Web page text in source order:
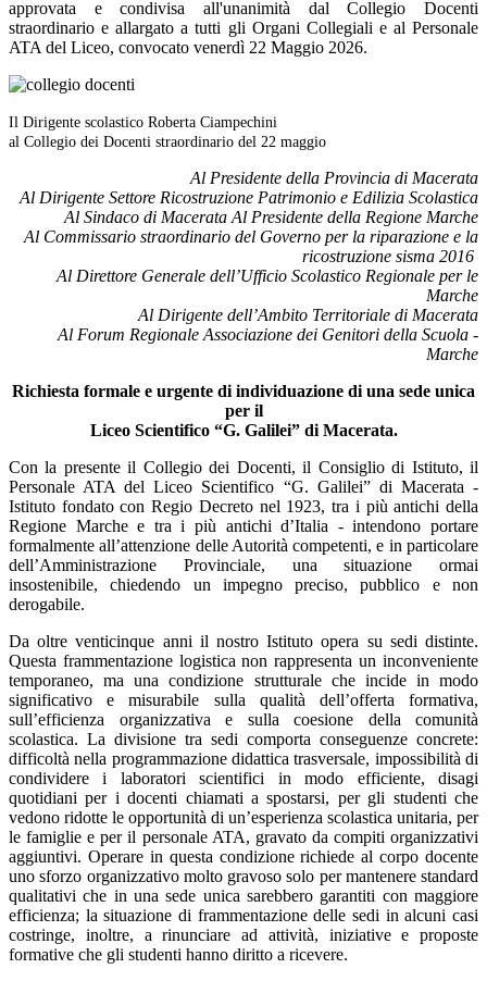
approvata e condivisa all'unanimità dal Collegio Docenti
straordinario e allargato a tutti gli Organi Collegiali e al Personale
ATA del Liceo, convocato venerdì 22 Maggio 2026.
Il Dirigente scolastico Roberta Ciampechini
al Collegio dei Docenti straordinario del 22 maggio
Al Presidente della Provincia di Macerata
Al Dirigente Settore Ricostruzione Patrimonio e Edilizia Scolastica
Al Sindaco di Macerata Al Presidente della Regione Marche
Al Commissario straordinario del Governo per la riparazione e la
ricostruzione sisma 2016
Al Direttore Generale dell’Ufficio Scolastico Regionale per le
Marche
Al Dirigente dell’Ambito Territoriale di Macerata
Al Forum Regionale Associazione dei Genitori della Scuola -
Marche
Richiesta formale e urgente di individuazione di una sede unica
per il
Liceo Scientifico “G. Galilei” di Macerata.
Con la presente il Collegio dei Docenti, il Consiglio di Istituto, il
Personale ATA del Liceo Scientifico “G. Galilei” di Macerata -
Istituto fondato con Regio Decreto nel 1923, tra i più antichi della
Regione Marche e tra i più antichi d’Italia - intendono portare
formalmente all’attenzione delle Autorità competenti, e in particolare
dell’Amministrazione Provinciale, una situazione ormai
insostenibile, chiedendo un impegno preciso, pubblico e non
derogabile.
Da oltre venticinque anni il nostro Istituto opera su sedi distinte.
Questa frammentazione logistica non rappresenta un inconveniente
temporaneo, ma una condizione strutturale che incide in modo
significativo e misurabile sulla qualità dell’offerta formativa,
sull’efficienza organizzativa e sulla coesione della comunità
scolastica. La divisione tra sedi comporta conseguenze concrete:
difficoltà nella programmazione didattica trasversale, impossibilità di
condividere i laboratori scientifici in modo efficiente, disagi
quotidiani per i docenti chiamati a spostarsi, per gli studenti che
vedono ridotte le opportunità di un’esperienza scolastica unitaria, per
le famiglie e per il personale ATA, gravato da compiti organizzativi
aggiuntivi. Operare in questa condizione richiede al corpo docente
uno sforzo organizzativo molto gravoso solo per mantenere standard
qualitativi che in una sede unica sarebbero garantiti con maggiore
efficienza; la situazione di frammentazione delle sedi in alcuni casi
costringe, inoltre, a rinunciare ad attività, iniziative e proposte
formative che gli studenti hanno diritto a ricevere.